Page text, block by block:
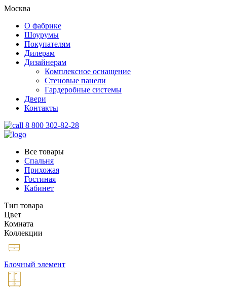
Москва
О фабрике
Шоурумы
Покупателям
Дилерам
Дизайнерам
Комплексное оснащение
Стеновые панели
Гардеробные системы
Двери
Контакты
8 800 302-82-28
Все товары
Спальня
Прихожая
Гостиная
Кабинет
Тип товара
Цвет
Комната
Коллекции
Блочный элемент